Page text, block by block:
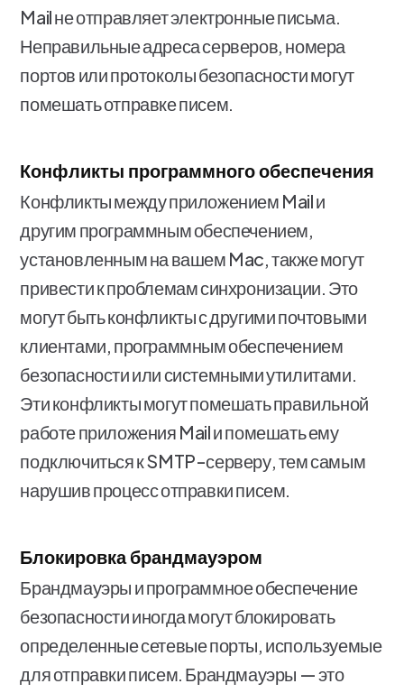
Mail не отправляет электронные письма.
Неправильные адреса серверов, номера
портов или протоколы безопасности могут
помешать отправке писем.
Конфликты программного обеспечения
Конфликты между приложением Mail и
другим программным обеспечением,
установленным на вашем Mac, также могут
привести к проблемам синхронизации. Это
могут быть конфликты с другими почтовыми
клиентами, программным обеспечением
безопасности или системными утилитами.
Эти конфликты могут помешать правильной
работе приложения Mail и помешать ему
подключиться к SMTP-серверу, тем самым
нарушив процесс отправки писем.
Блокировка брандмауэром
Брандмауэры и программное обеспечение
безопасности иногда могут блокировать
определенные сетевые порты, используемые
для отправки писем. Брандмауэры — это